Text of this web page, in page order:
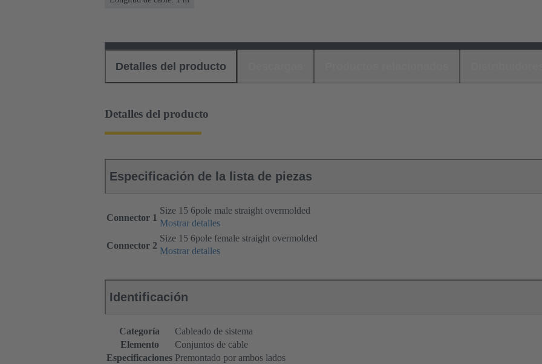
Detalles del producto
Detalles del producto
Especificación de la lista de piezas
Connector 1
Size 15 6pole male straight overmolded
Mostrar detalles
Connector 2
Size 15 6pole female straight overmolded
Mostrar detalles
Identificación
Categoría
Cableado de sistema
Elemento
Conjuntos de cable
Especificaciones Premontado por ambos lados